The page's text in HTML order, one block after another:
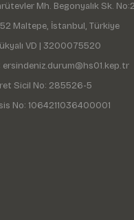
Mh. Begonyalık Sk.
Maltepe, İstanbul, Türkiye
VD | 3200075520
ersindeniz.durum@hs01.kep.tr
Sicil No: 285526-5
No: 1064211036400001